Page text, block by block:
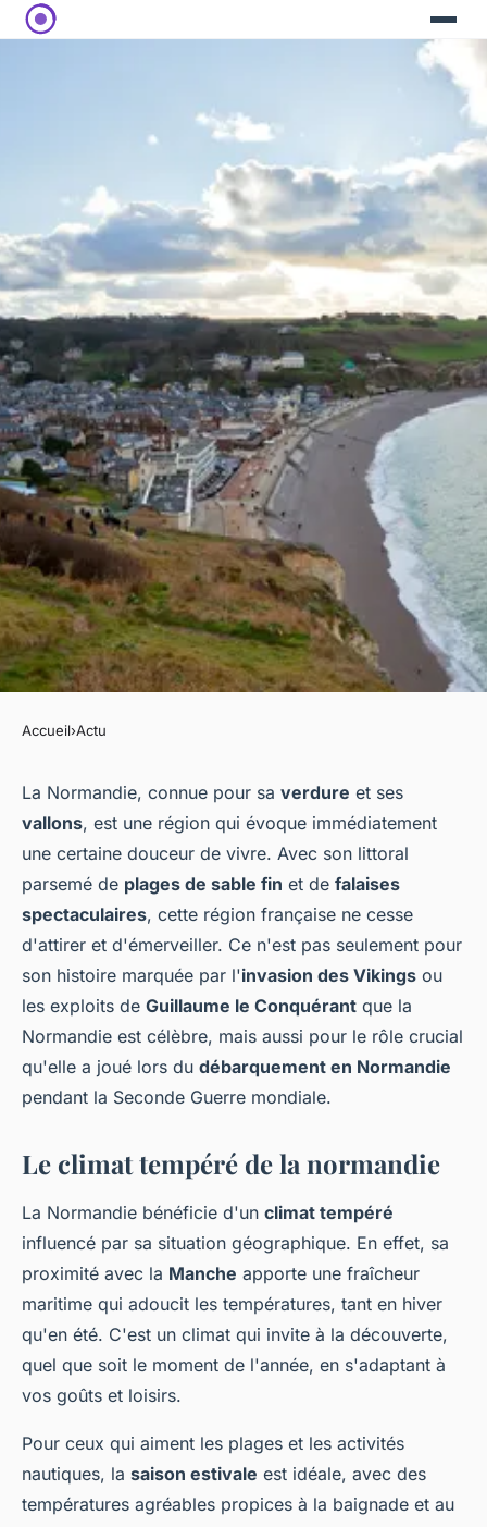
La Normandie et son climat :
Entre douceur et maritimité
jeannot•17 janvier 2024• 3 min de lecture
Accueil›Actu
La Normandie, connue pour sa verdure et ses
vallons, est une région qui évoque immédiatement
une certaine douceur de vivre. Avec son littoral
parsemé de plages de sable fin et de falaises
spectaculaires, cette région française ne cesse
d'attirer et d'émerveiller. Ce n'est pas seulement pour
son histoire marquée par l'invasion des Vikings ou
les exploits de Guillaume le Conquérant que la
Normandie est célèbre, mais aussi pour le rôle crucial
qu'elle a joué lors du débarquement en Normandie
pendant la Seconde Guerre mondiale.
Le climat tempéré de la normandie
La Normandie bénéficie d'un climat tempéré
influencé par sa situation géographique. En effet, sa
proximité avec la Manche apporte une fraîcheur
maritime qui adoucit les températures, tant en hiver
qu'en été. C'est un climat qui invite à la découverte,
quel que soit le moment de l'année, en s'adaptant à
vos goûts et loisirs.
Pour ceux qui aiment les plages et les activités
nautiques, la saison estivale est idéale, avec des
températures agréables propices à la baignade et au